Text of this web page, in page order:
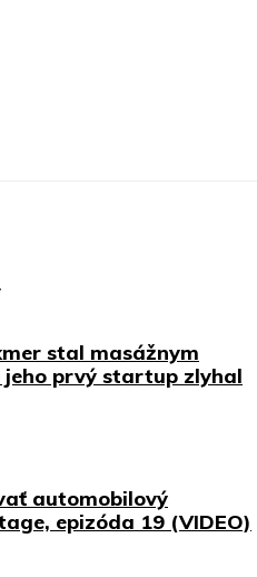
stal masážnym
prvý startup zlyhal
automobilový
epizóda 19 (VIDEO)